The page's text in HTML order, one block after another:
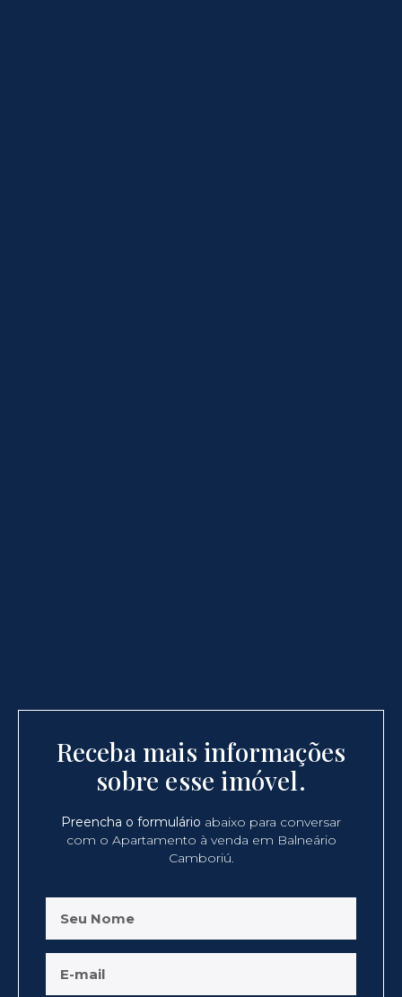
Receba mais informações
sobre esse imóvel.
Preencha o formulário abaixo para conversar
com o Apartamento à venda em Balneário
Camboriú.